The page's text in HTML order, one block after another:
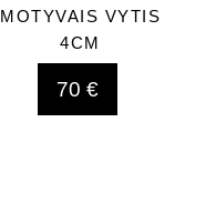
MOTYVAIS VYTIS
4CM
70 €